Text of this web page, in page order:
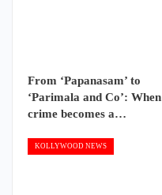
From ‘Papanasam’ to
‘Parimala and Co’: When
crime becomes a…
KOLLYWOOD NEWS